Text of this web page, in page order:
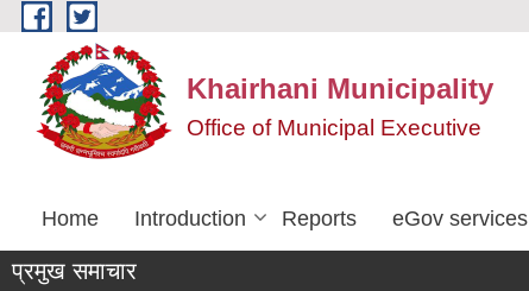
Skip to main content
Khairhani Municipality
Office of Municipal Executive
Home Introduction Reports eGov services
प्रमुख समाचार